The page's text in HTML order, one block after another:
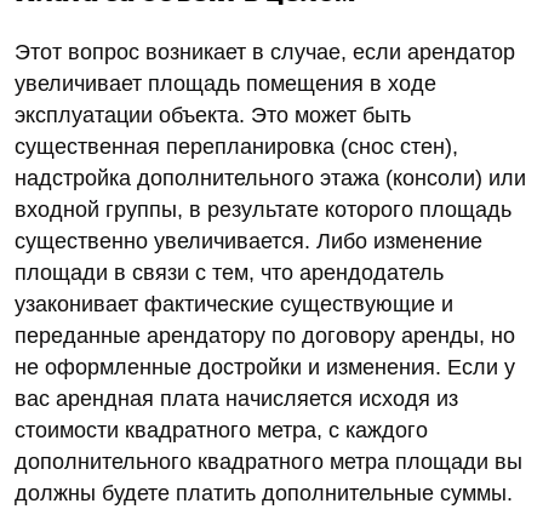
Этот вопрос возникает в случае, если арендатор
увеличивает площадь помещения в ходе
эксплуатации объекта. Это может быть
существенная перепланировка (снос стен),
надстройка дополнительного этажа (консоли) или
входной группы, в результате которого площадь
существенно увеличивается. Либо изменение
площади в связи с тем, что арендодатель
узаконивает фактические существующие и
переданные арендатору по договору аренды, но
не оформленные достройки и изменения. Если у
вас арендная плата начисляется исходя из
стоимости квадратного метра, с каждого
дополнительного квадратного метра площади вы
должны будете платить дополнительные суммы.